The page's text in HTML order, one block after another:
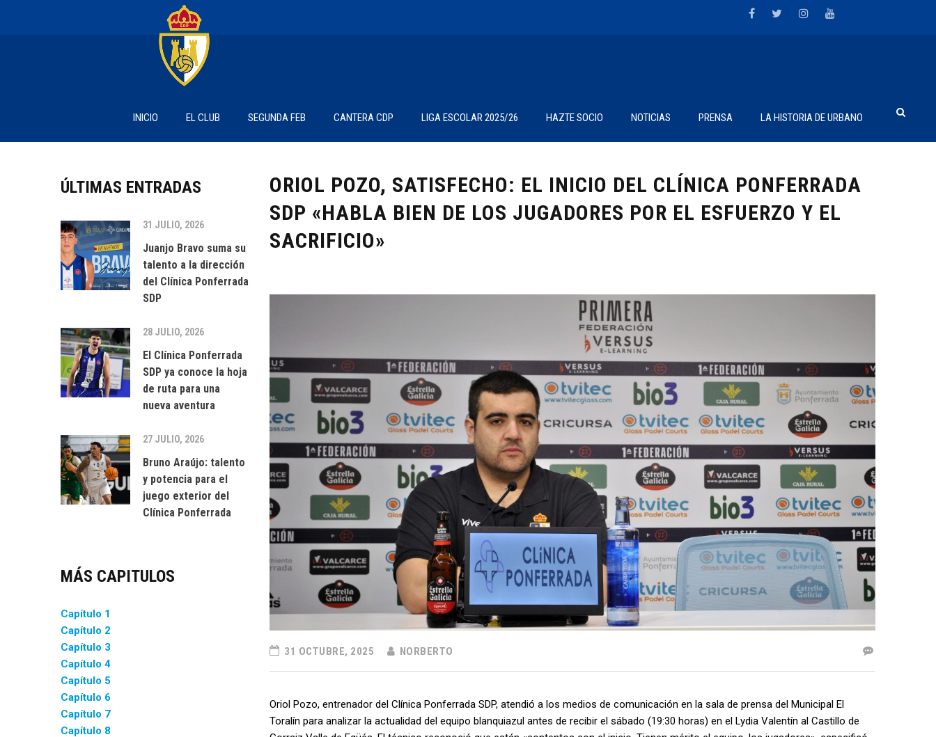
INICIO EL CLUB SEGUNDA FEB CANTERA CDP LIGA ESCOLAR 2025/26 HAZTE SOCIO NOTICIAS PRENSA LA HISTORIA DE URBANO
ORIOL POZO, SATISFECHO: EL INICIO DEL CLÍNICA PONFERRADA
SDP «HABLA BIEN DE LOS JUGADORES POR EL ESFUERZO Y EL
SACRIFICIO»
31 OCTUBRE, 2025 NORBERTO
Oriol Pozo, entrenador del Clínica Ponferrada SDP, atendió a los medios de comunicación en la sala de prensa del Municipal El
Toralín para analizar la actualidad del equipo blanquiazul antes de recibir el sábado (19:30 horas) en el Lydia Valentín al Castillo de
ÚLTIMAS ENTRADAS
31 JULIO, 2026
Juanjo Bravo suma su
talento a la dirección
del Clínica Ponferrada
SDP
28 JULIO, 2026
El Clínica Ponferrada
SDP ya conoce la hoja
de ruta para una
nueva aventura
27 JULIO, 2026
Bruno Araújo: talento
y potencia para el
juego exterior del
Clínica Ponferrada
MÁS CAPITULOS
Capítulo 1
Capítulo 2
Capítulo 3
Capítulo 4
Capítulo 5
Capítulo 6
Capítulo 7
Capítulo 8